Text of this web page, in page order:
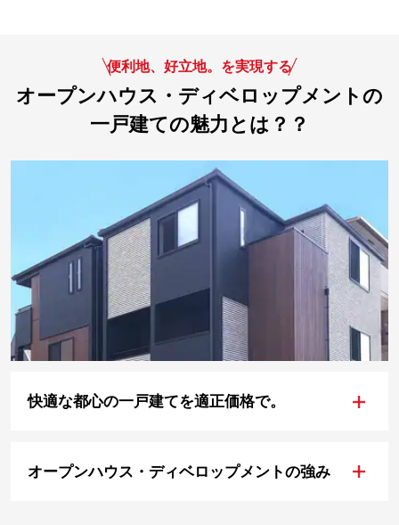
便利地、好立地。を実現する
オープンハウス・ディベロップメントの
一戸建ての魅力とは？？
快適な都心の一戸建てを適正価格で。 +
オープンハウス・ディベロップメントの強み +